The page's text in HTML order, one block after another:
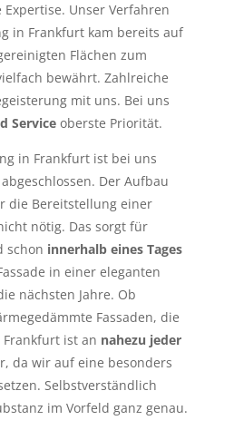
Unser Verfahren
in Frankfurt kam bereits auf
Flächen zum
bewährt. Zahlreiche
mit uns. Bei uns
Serviceoberste Priorität.
in Frankfurt ist bei uns
Der Aufbau
die Bereitstellung einer
nötig. Das sorgt für
schon innerhalb eines Tages
in einer eleganten
nächsten Jahre. Ob
Fassaden, die
ist an nahezu jeder
da wir auf eine besonders
Selbstverständlich
im Vorfeld ganz genau.